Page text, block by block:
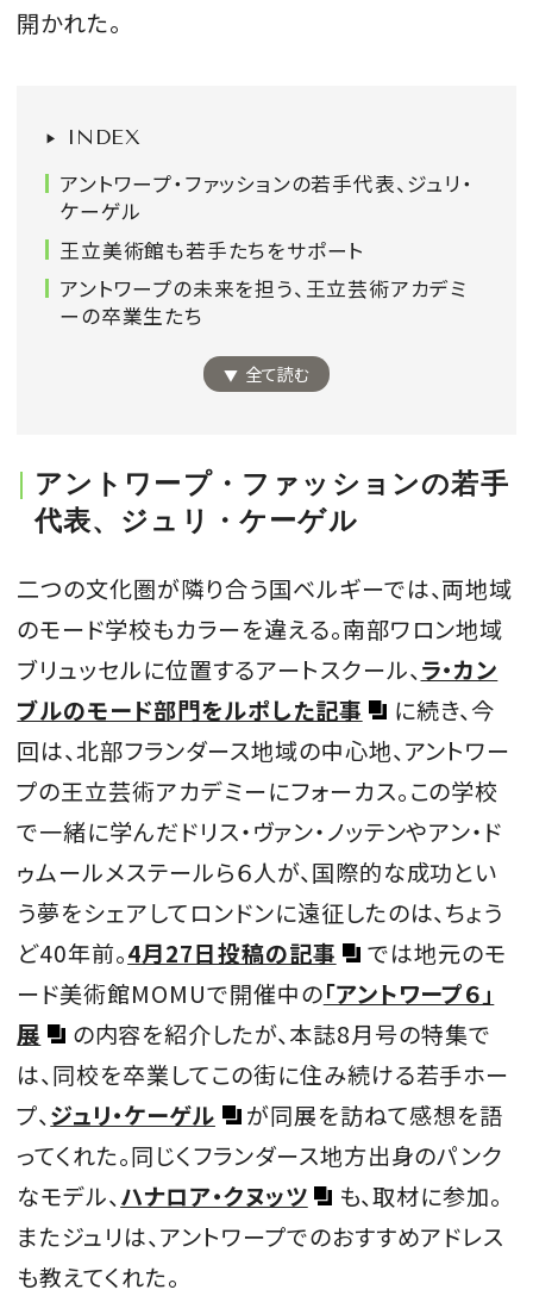
SDGs
会員登録
Log in or Sign up
SPUR読者のためのメンバーシッププログラム
「The SPUR Club」。便利な機能と特典を無料で楽し
FOLLOW US
MAGAZINE
SPUR 2026 JULY
2026年9月号
2026-07-23発売
最新号を試し読み
開かれた。
INDEX
アントワープ・ファッションの若手代表、ジュリ・
ケーゲル
王立美術館も若手たちをサポート
アントワープの未来を担う、王立芸術アカデミ
ーの卒業生たち
全て読む
アントワープ・ファッションの若手
代表、ジュリ・ケーゲル
二つの文化圏が隣り合う国ベルギーでは、両地域
のモード学校もカラーを違える。南部ワロン地域
ブリュッセルに位置するアートスクール、ラ・カン
ブルのモード部門をルポした記事
に続き、今
回は、北部フランダース地域の中心地、アントワー
プの王立芸術アカデミーにフォーカス。この学校
で一緒に学んだドリス・ヴァン・ノッテンやアン・ド
ゥムールメステールら６人が、国際的な成功とい
う夢をシェアしてロンドンに遠征したのは、ちょう
ど40年前。4月27日投稿の記事
では地元のモ
ード美術館MOMUで開催中の「アントワープ６」
展
の内容を紹介したが、本誌8月号の特集で
は、同校を卒業してこの街に住み続ける若手ホー
プ、ジュリ・ケーゲル
が同展を訪ねて感想を語
ってくれた。同じくフランダース地方出身のパンク
なモデル、ハナロア・クヌッツ
も、取材に参加。
またジュリは、アントワープでのおすすめアドレス
も教えてくれた。